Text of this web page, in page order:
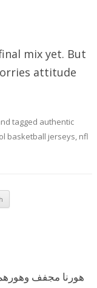
mix yet. But
attitude
tagged authentic
basketball jerseys, nfl
هورنا مجفف